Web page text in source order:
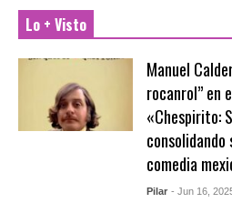
Lo + Visto
Manuel
rocanrol” en
«Chespirito:
consolidando
comedia
Pilar - Jun 16,